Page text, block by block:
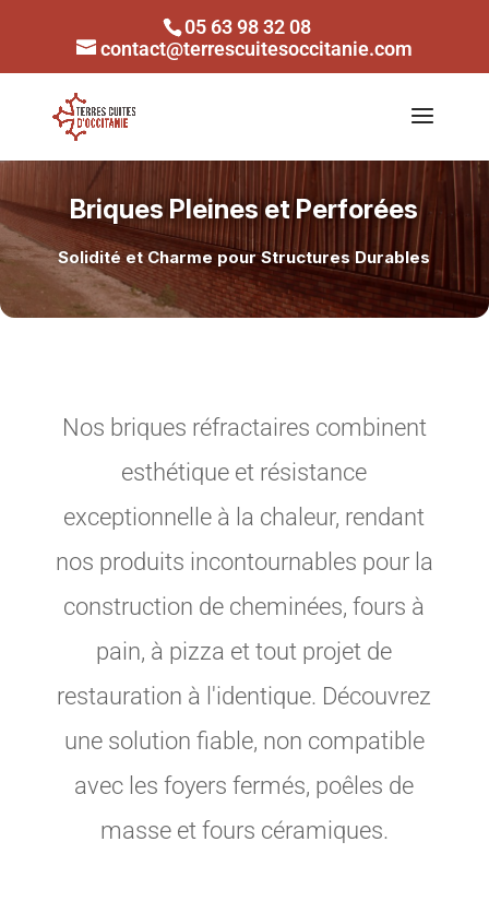
05 63 98 32 08
contact@terrescuitesoccitanie.com
Briques Pleines et Perforées
Solidité et Charme pour Structures Durables
Nos briques réfractaires combinent
esthétique et résistance
exceptionnelle à la chaleur, rendant
nos produits incontournables pour la
construction de cheminées, fours à
pain, à pizza et tout projet de
restauration à l'identique. Découvrez
une solution fiable, non compatible
avec les foyers fermés, poêles de
masse et fours céramiques.